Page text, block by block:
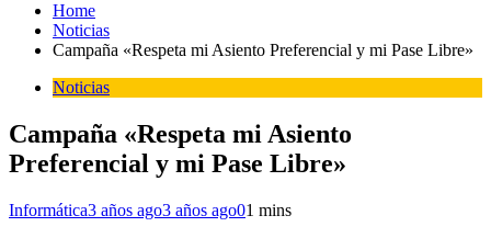
Home
Noticias
Campaña «Respeta mi Asiento Preferencial y mi Pase Libre»
Noticias
Campaña «Respeta mi Asiento
Preferencial y mi Pase Libre»
Informática3 años ago3 años ago01 mins